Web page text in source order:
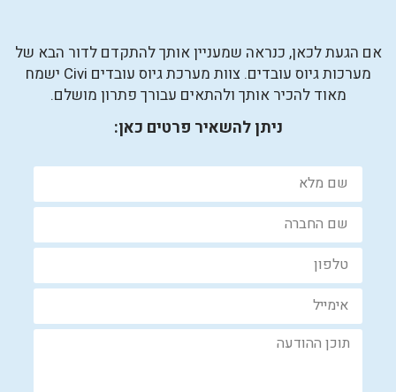
אם הגעת לכאן, כנראה שמעניין אותך להתקדם לדור הבא של
מערכות גיוס עובדים. צוות מערכת גיוס עובדים Civi ישמח
מאוד להכיר אותך ולהתאים עבורך פתרון מושלם.
ניתן להשאיר פרטים כאן: